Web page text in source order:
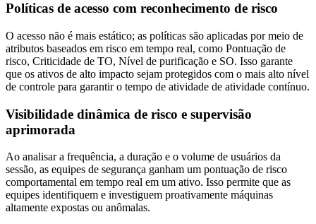
Políticas de acesso com reconhecimento de risco
O acesso não é mais estático; as políticas são aplicadas por meio de
atributos baseados em risco em tempo real, como Pontuação de
risco, Criticidade de TO, Nível de purificação e SO. Isso garante
que os ativos de alto impacto sejam protegidos com o mais alto nível
de controle para garantir o tempo de atividade de atividade contínuo.
Visibilidade dinâmica de risco e supervisão
aprimorada
Ao analisar a frequência, a duração e o volume de usuários da
sessão, as equipes de segurança ganham um pontuação de risco
comportamental em tempo real em um ativo. Isso permite que as
equipes identifiquem e investiguem proativamente máquinas
altamente expostas ou anômalas.